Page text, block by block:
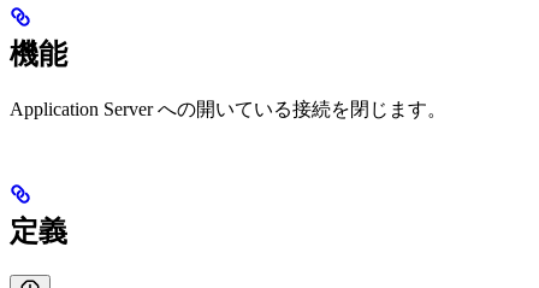
機能
Application Server への開いている接続を閉じます。
定義